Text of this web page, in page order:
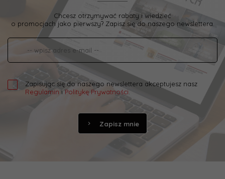
Chcesz otrzymywać rabaty i wiedzieć
o promocjach jako pierwszy? Zapisz się do naszego newslettera.
Zapisując się do naszego newslettera akceptujesz nasz
Regulamin i Politykę Prywatności
Zapisz mnie